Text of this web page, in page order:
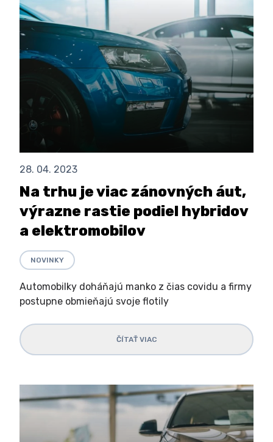
28. 04. 2023
Na trhu je viac zánovných áut,
výrazne rastie podiel hybridov
a elektromobilov
NOVINKY
Automobilky doháňajú manko z čias covidu a firmy
postupne obmieňajú svoje flotily
ČÍTAŤ VIAC